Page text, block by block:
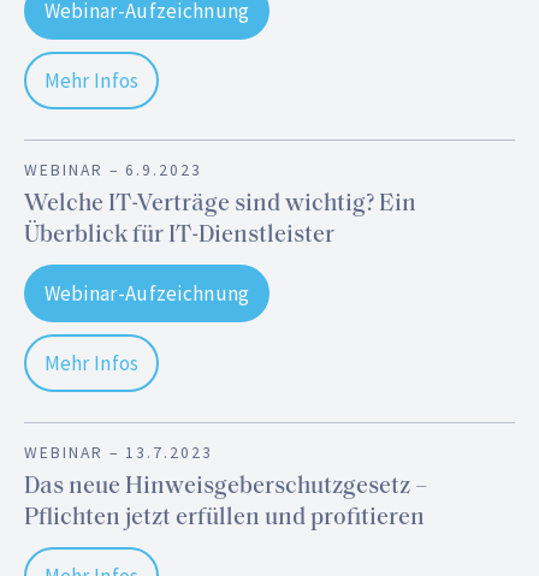
Webinar-Aufzeichnung
Mehr Infos
WEBINAR – 6.9.2023
Welche IT-Verträge sind wichtig? Ein
Überblick für IT-Dienstleister
Webinar-Aufzeichnung
Mehr Infos
WEBINAR – 13.7.2023
Das neue Hinweisgeberschutzgesetz –
Pflichten jetzt erfüllen und profitieren